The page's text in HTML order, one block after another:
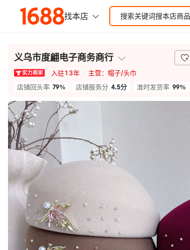
义乌市度翩电子商务商行
入驻13年 主营：帽子/头巾
店铺回头率 79% 店铺服务分 4.5分 准时发货率 99%